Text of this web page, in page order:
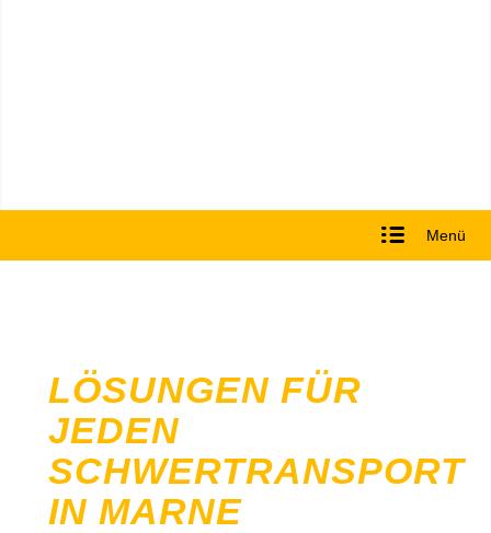
Menü
LÖSUNGEN FÜR
JEDEN
SCHWERTRANSPORT
IN MARNE